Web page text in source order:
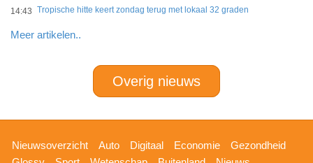
14:43 Tropische hitte keert zondag terug met lokaal 32 graden
Meer artikelen..
Overig nieuws
Hoofdnavigatie
Nieuwsoverzicht Auto Digitaal Economie
Gezondheid